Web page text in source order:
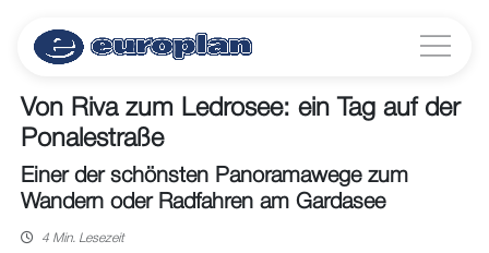
Von Riva zum Ledrosee: ein Tag auf der
Ponalestraße
Einer der schönsten Panoramawege zum
Wandern oder Radfahren am Gardasee
4 Min. Lesezeit